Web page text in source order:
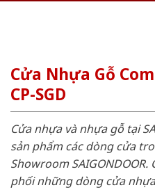
Cửa Nhựa Gỗ
CP-SGD
Cửa nhựa và nhựa gỗ tại
sản phẩm các dòng cửa
Showroom
phối những dòng cửa